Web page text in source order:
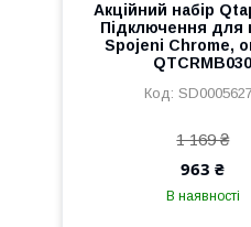
Акційний набір
Підключення для
Spojeni Chrome,
QTCRMB030
1 169 ₴
963 ₴
В наявності